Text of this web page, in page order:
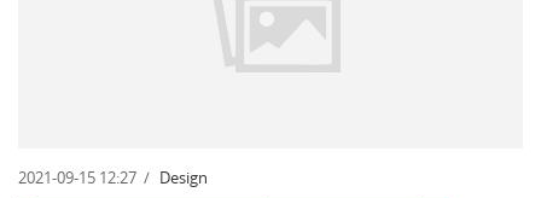
2021-09-15 12:27 Design